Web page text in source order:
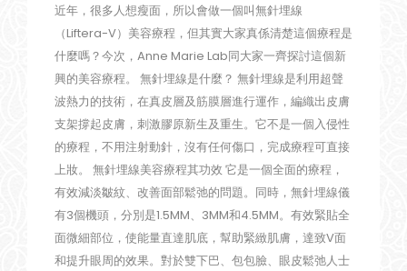
近年，很多人想瘦面，所以會做一個叫無針埋線
（Liftera-V）美容療程，但其實大家真係清楚這個療程是
什麼嗎？今次，Anne Marie Lab同大家一齊探討這個新
興的美容療程。 無針埋線是什麼？ 無針埋線是利用超聲
波熱力的技術，在真皮層及筋膜層進行運作，編織出皮膚
支架撐起皮膚，刺激膠原新生及重生。它不是一個入侵性
的療程，不用注射動針，沒有任何傷口，完成療程可直接
上妝。 無針埋線美容療程其功效 它是一個全面的療程，
有效減淡皺紋、改善面部鬆弛的問題。同時，無針埋線儀
有3個機頭，分別是1.5MM、3MM和4.5MM。有效緊貼全
面微細部位，使能量直達肌底，幫助緊緻肌膚，達致V面
和提升眼周的效果。對於雙下巴、包包臉、眼皮鬆弛人士